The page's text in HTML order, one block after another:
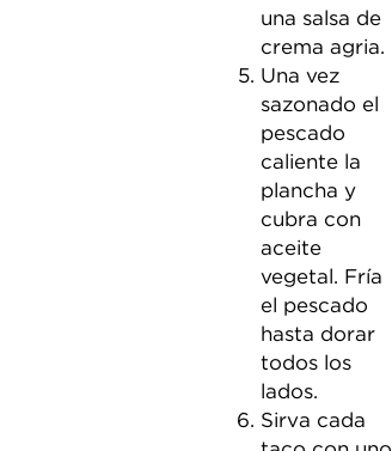
una salsa de
crema agria.
Una vez
sazonado el
pescado
caliente la
plancha y
cubra con
aceite
vegetal. Fría
el pescado
hasta dorar
todos los
lados.
Sirva cada